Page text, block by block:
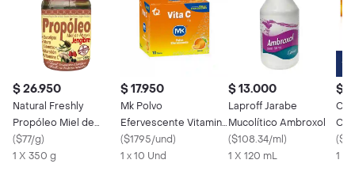
$ 26.950
Natural Freshly
Propóleo Miel de
Abeja Jengibre
($77/g)
1 X 350 g
$ 17.950
Mk Polvo
Efervescente Vitamina
C
($1795/und)
1 x 10 Und
$ 13.000
Laproff Jarabe
Mucolítico Ambroxol
($108.34/ml)
1 X 120 mL
$
C
(
1 g